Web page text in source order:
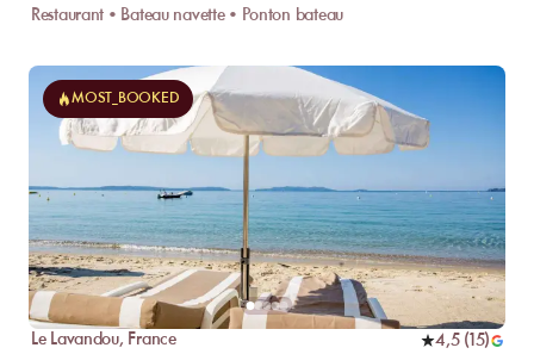
Restaurant • Bateau navette • Ponton bateau
MOST_BOOKED
Le Lavandou, France 4,5(15)